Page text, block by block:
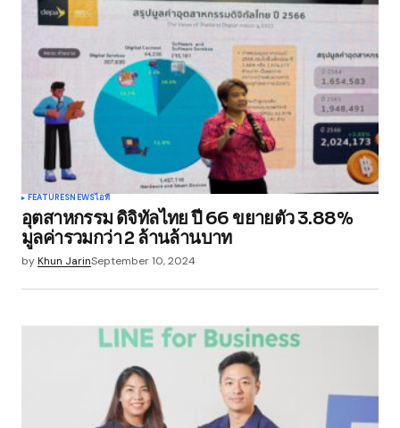
FEATURESNEWSไอที
อุตสาหกรรม ดิจิทัลไทย ปี 66 ขยายตัว 3.88%
มูลค่ารวมกว่า 2 ล้านล้านบาท
byKhun JarinSeptember 10, 2024